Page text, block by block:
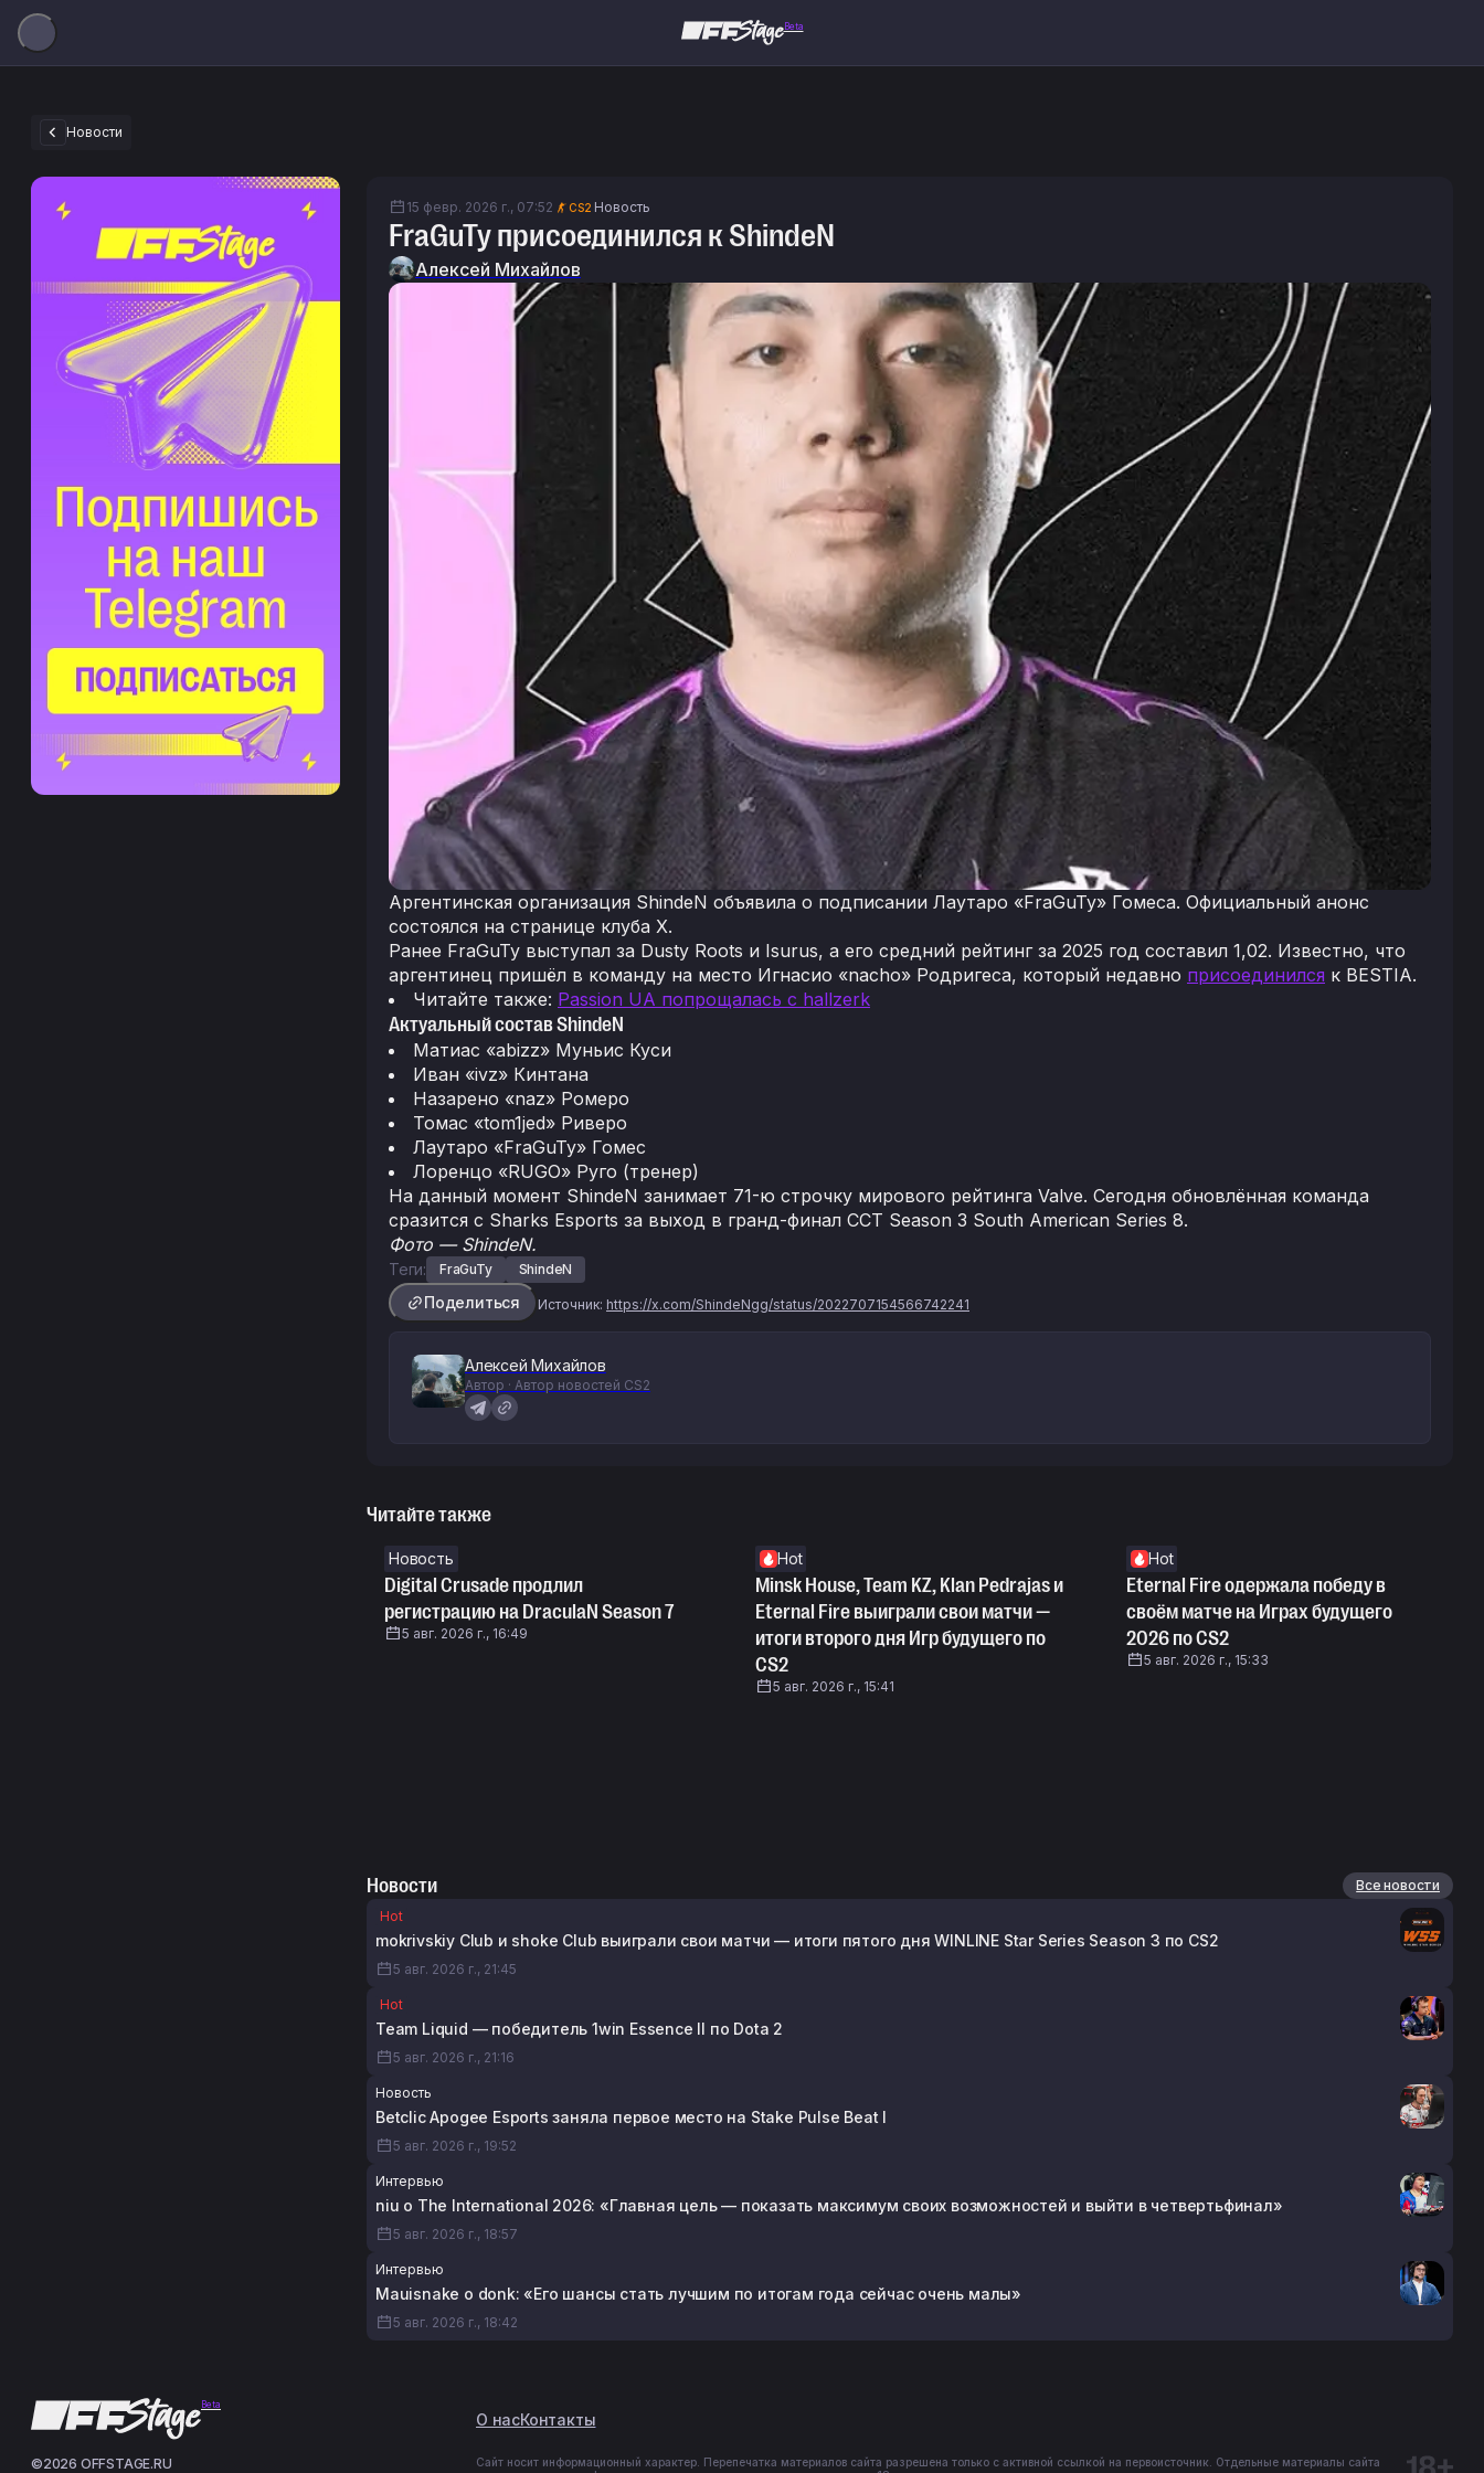
Beta
Новости
15 февр. 2026 г., 07:52 CS2 Новость
FraGuTy присоединился к ShindeN
Алексей Михайлов
Аргентинская организация ShindeN объявила о подписании Лаутаро «FraGuTy» Гомеса. Официальный анонс
состоялся на странице клуба Х.
Ранее FraGuTy выступал за Dusty Roots и Isurus, а его средний рейтинг за 2025 год составил 1,02. Известно, что
аргентинец пришёл в команду на место Игнасио «nacho» Родригеса, который недавно присоединился к BESTIA.
Читайте также: Passion UA попрощалась с hallzerk
Актуальный состав ShindeN
Матиас «abizz» Муньис Куси
Иван «ivz» Кинтана
Назарено «naz» Ромеро
Томас «tom1jed» Риверо
Лаутаро «FraGuTy» Гомес
Лоренцо «RUGO» Руго (тренер)
На данный момент ShindeN занимает 71-ю строчку мирового рейтинга Valve. Сегодня обновлённая команда
сразится с Sharks Esports за выход в гранд-финал CCT Season 3 South American Series 8.
Фото — ShindeN.
Теги: FraGuTy ShindeN
Поделиться Источник: https://x.com/ShindeNgg/status/2022707154566742241
Алексей Михайлов
Автор · Автор новостей CS2
Читайте также
Новость
Digital Crusade продлил
регистрацию на DraculaN Season 7
5 авг. 2026 г., 16:49
Hot
Minsk House, Team KZ, Klan Pedrajas и
Eternal Fire выиграли свои матчи —
итоги второго дня Игр будущего по
CS2
5 авг. 2026 г., 15:41
Hot
Eternal Fire одержала победу в
своём матче на Играх будущего
2026 по CS2
5 авг. 2026 г., 15:33
Новости
Все новости
Hot
mokrivskiy Club и shoke Club выиграли свои матчи — итоги пятого дня WINLINE Star Series Season 3 по CS2
5 авг. 2026 г., 21:45
Hot
Team Liquid — победитель 1win Essence II по Dota 2
5 авг. 2026 г., 21:16
Новость
Betclic Apogee Esports заняла первое место на Stake Pulse Beat I
5 авг. 2026 г., 19:52
Интервью
niu о The International 2026: «Главная цель — показать максимум своих возможностей и выйти в четвертьфинал»
5 авг. 2026 г., 18:57
Интервью
Mauisnake о donk: «Его шансы стать лучшим по итогам года сейчас очень малы»
5 авг. 2026 г., 18:42
Beta
О насКонтакты
©2026 OFFSTAGE.RU
Сайт носит информационный характер. Перепечатка материалов сайта разрешена только с активной ссылкой на первоисточник. Отдельные материалы сайта